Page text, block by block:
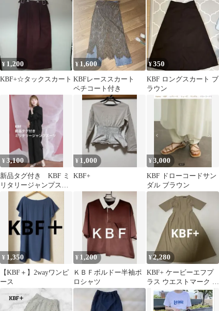
ズ36
¥ 1,200
KBF+☆タックスカート
¥ 1,600
KBFレーススカート
ペチコート付き
¥350
KBF ロングスカート ブ
ラウン
¥3,100
新品タグ付き KBF ミ
リタリージャンプスー
ツ ブラック
¥ 1,000
KBF+
¥3,000
KBF ドローコードサン
ダル ブラウン
¥ 1,350
【KBF＋】2wayワンピ
ース
¥ 1,200
ＫＢＦボルドー半袖ポ
ロシャツ
¥2,280
KBF+ ケービーエフプ
ラス ウエストマーク 半
袖ロングワンピース ベ
ージュ